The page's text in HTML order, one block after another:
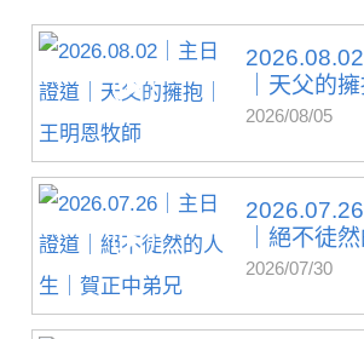
｜天父的
恩...
2026/08/05
｜絕不徒
賀...
2026/07/30